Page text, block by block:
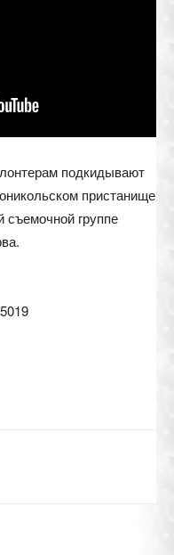
подкидывают
пристанище
группе